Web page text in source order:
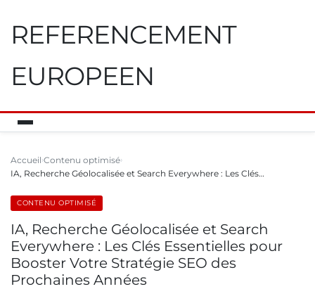
REFERENCEMENT
EUROPEEN
Accueil Contenu optimisé
IA, Recherche Géolocalisée et Search Everywhere : Les Clés…
CONTENU OPTIMISÉ
IA, Recherche Géolocalisée et Search
Everywhere : Les Clés Essentielles pour
Booster Votre Stratégie SEO des
Prochaines Années